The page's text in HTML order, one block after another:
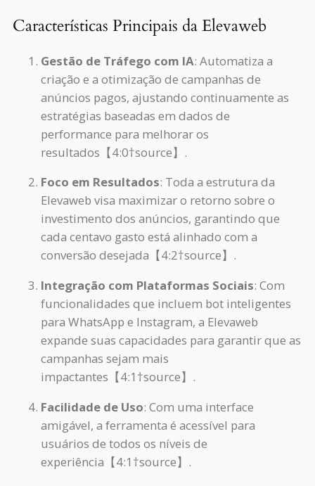
Características Principais da Elevaweb
Gestão de Tráfego com IA: Automatiza a
criação e a otimização de campanhas de
anúncios pagos, ajustando continuamente as
estratégias baseadas em dados de
performance para melhorar os
resultados【4:0†source】.
Foco em Resultados: Toda a estrutura da
Elevaweb visa maximizar o retorno sobre o
investimento dos anúncios, garantindo que
cada centavo gasto está alinhado com a
conversão desejada【4:2†source】.
Integração com Plataformas Sociais: Com
funcionalidades que incluem bot inteligentes
para WhatsApp e Instagram, a Elevaweb
expande suas capacidades para garantir que as
campanhas sejam mais
impactantes【4:1†source】.
Facilidade de Uso: Com uma interface
amigável, a ferramenta é acessível para
usuários de todos os níveis de
experiência【4:1†source】.